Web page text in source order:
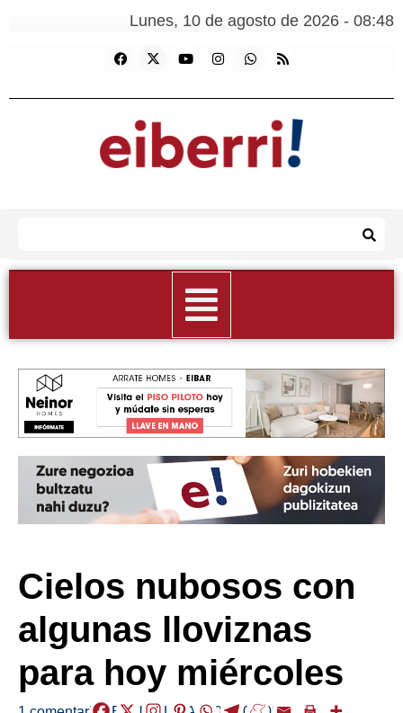
Lunes, 10 de agosto de 2026 - 08:48
Cielos nubosos con
algunas lloviznas
para hoy miércoles